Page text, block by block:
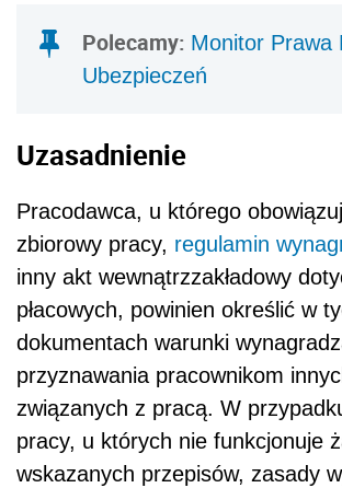
Polecamy: Monitor Prawa
Ubezpieczeń
Uzasadnienie
Pracodawca, u którego
zbiorowy pracy, regulamin
inny akt wewnątrzzakładowy
płacowych, powinien określić w
dokumentach warunki
przyznawania pracownikom
związanych z pracą. W
pracy, u których nie funkcjonuje
wskazanych przepisów, zasady